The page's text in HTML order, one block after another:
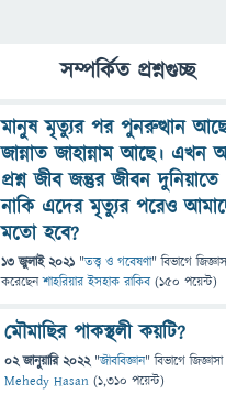
সম্পর্কিত প্রশ্নগুচ্ছ
মানুষ মৃত্যুর পর পুনরুত্থান
জান্নাত জাহান্নাম আছে। এখন
প্রশ্ন জীব জন্তুর জীবন
নাকি এদের মৃত্যুর পরেও
মতো হবে?
13 জুলাই 2021 "তত্ত্ব ও গবেষণা" বিভাগে
করেছেনশাহরিয়ার ইসহাক রাকিব (150 পয়েন্ট)
মৌমাছির পাকস্থলী কয়টি?
02 জানুয়ারি 2022 "জীববিজ্ঞান" বিভাগে জিজ্ঞাসা
Mehedy Hasan (1,310 পয়েন্ট)